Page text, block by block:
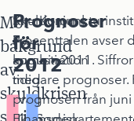
Mot
bakgrund
av
skuldkrisen
skrivs
Skuldoron
i
kombination
med
svag
Prognoser
för
2012
KI =
Procenttalen avser
augusti 2011.
tidigare prognoser.
prognosen från